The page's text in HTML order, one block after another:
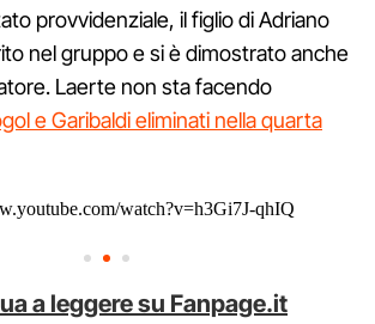
provvidenziale, il figlio di Adriano
nel gruppo e si è dimostrato anche
Laerte non sta facendo
e Garibaldi eliminati nella quarta
watch?v=h3Gi7J-qhIQ
a leggere su Fanpage.it